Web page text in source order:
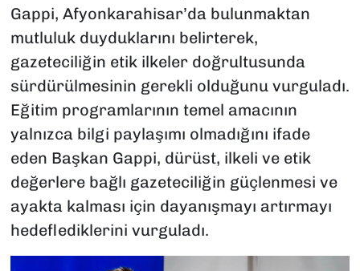
Gappi, Afyonkarahisar’da bulunmaktan
mutluluk duyduklarını belirterek,
gazeteciliğin etik ilkeler doğrultusunda
sürdürülmesinin gerekli olduğunu vurguladı.
Eğitim programlarının temel amacının
yalnızca bilgi paylaşımı olmadığını ifade
eden Başkan Gappi, dürüst, ilkeli ve etik
değerlere bağlı gazeteciliğin güçlenmesi ve
ayakta kalması için dayanışmayı artırmayı
hedeflediklerini vurguladı.